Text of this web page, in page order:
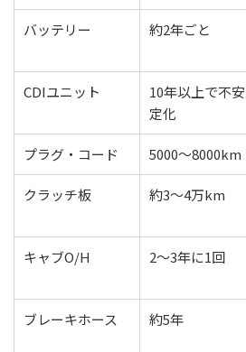
バッテリー 約2年ごと
CDIユニット
10年以上で不安
定化
プラグ・コード 5000〜8000km
クラッチ板 約3〜4万km
キャブO/H 2〜3年に1回
ブレーキホース 約5年